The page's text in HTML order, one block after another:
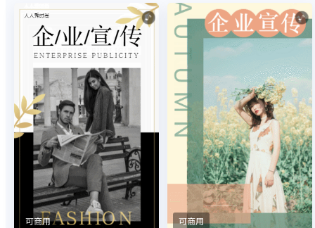
可商用 可商用